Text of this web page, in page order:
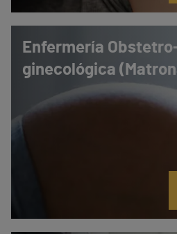
Enfermería
ginecológica